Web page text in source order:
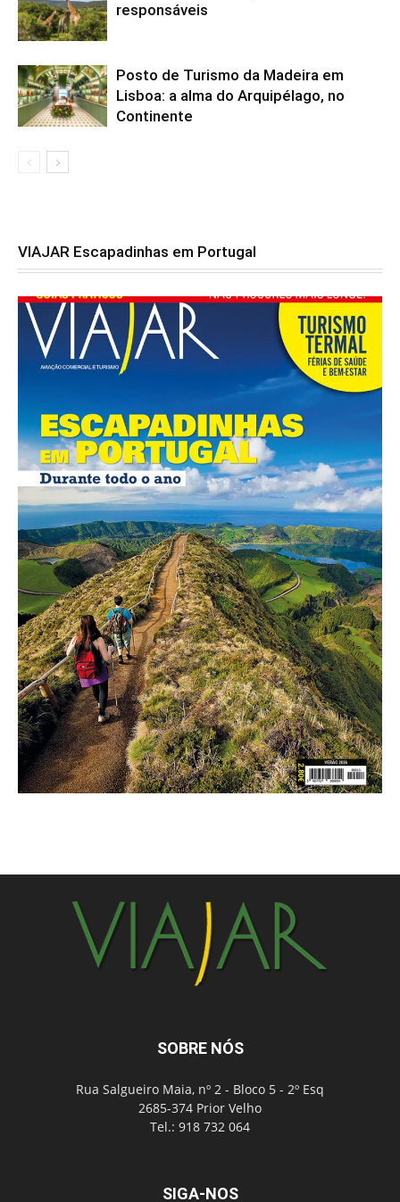
responsáveis
Posto de Turismo da Madeira em
Lisboa: a alma do Arquipélago, no
Continente
VIAJAR Escapadinhas em Portugal
SOBRE NÓS
Rua Salgueiro Maia, nº 2 - Bloco 5 - 2º Esq
2685-374 Prior Velho
Tel.: 918 732 064
SIGA-NOS